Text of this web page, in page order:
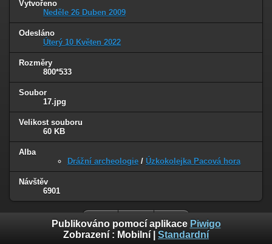
Vytvořeno
Neděle 26 Duben 2009
Odesláno
Úterý 10 Květen 2022
Rozměry
800*533
Soubor
17.jpg
Velikost souboru
60 KB
Alba
Drážní archeologie / Úzkokolejka Pacová hora
Návštěv
6901
Publikováno pomocí aplikace Piwigo
Zobrazení : Mobilní Standardní